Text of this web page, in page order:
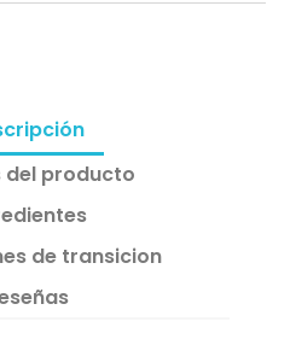
del producto
de transicion